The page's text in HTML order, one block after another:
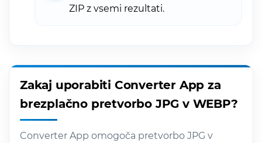
ZIP z vsemi rezultati.
Zakaj uporabiti Converter App za
brezplačno pretvorbo JPG v WEBP?
Converter App omogoča pretvorbo JPG v